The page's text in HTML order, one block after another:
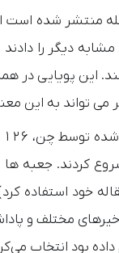
منتشر شده است
دیگر را دادند
این پویایی
می تواند به این
خود استفاده
را با تاخیرهای
بود انتخاب